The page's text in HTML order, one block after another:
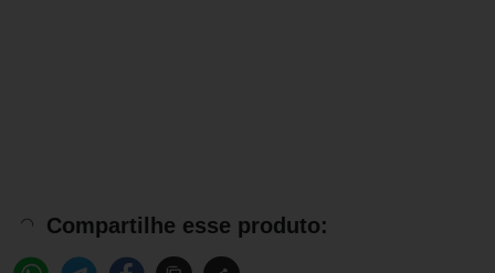
Compartilhe esse produto: